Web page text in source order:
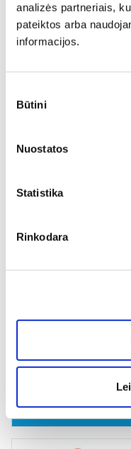
analizės partneriais,
pateiktos arba
informacijos.
pasirinkimas
Būtini
Nuostatos
Statistika
Rinkodara
2 variantai
Žiūrėti detaliau
MONTAVIMO JUOSTA